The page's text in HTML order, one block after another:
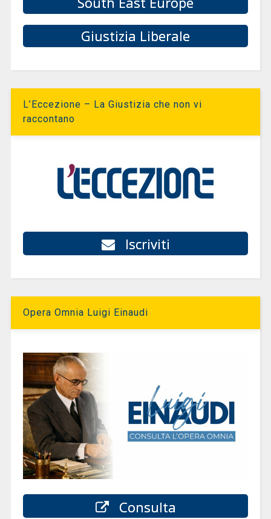
Giustizia Liberale
L’Eccezione – La Giustizia che non vi
raccontano
Iscriviti
Opera Omnia Luigi Einaudi
Consulta